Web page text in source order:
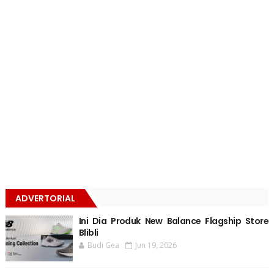
ADVERTORIAL
Ini Dia Produk New Balance Flagship Store
Blibli
Budi Gea Jun 19, 2026